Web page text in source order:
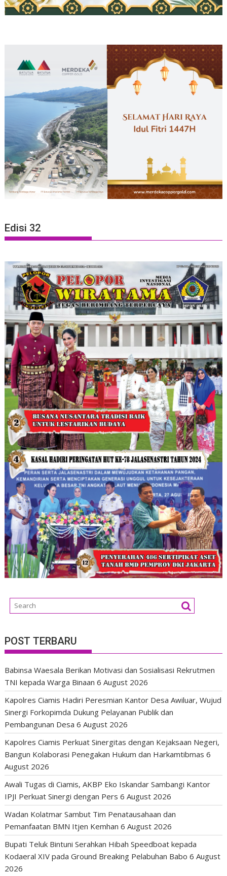
Edisi 32
POST TERBARU
Babinsa Waesala Berikan Motivasi dan Sosialisasi Rekrutmen
TNI kepada Warga Binaan 6 August 2026
Kapolres Ciamis Hadiri Peresmian Kantor Desa Awiluar, Wujud
Sinergi Forkopimda Dukung Pelayanan Publik dan
Pembangunan Desa 6 August 2026
Kapolres Ciamis Perkuat Sinergitas dengan Kejaksaan Negeri,
Bangun Kolaborasi Penegakan Hukum dan Harkamtibmas 6
August 2026
Awali Tugas di Ciamis, AKBP Eko Iskandar Sambangi Kantor
IPJI Perkuat Sinergi dengan Pers 6 August 2026
Wadan Kolatmar Sambut Tim Penatausahaan dan
Pemanfaatan BMN Itjen Kemhan 6 August 2026
Bupati Teluk Bintuni Serahkan Hibah Speedboat kepada
Kodaeral XIV pada Ground Breaking Pelabuhan Babo 6 August
2026